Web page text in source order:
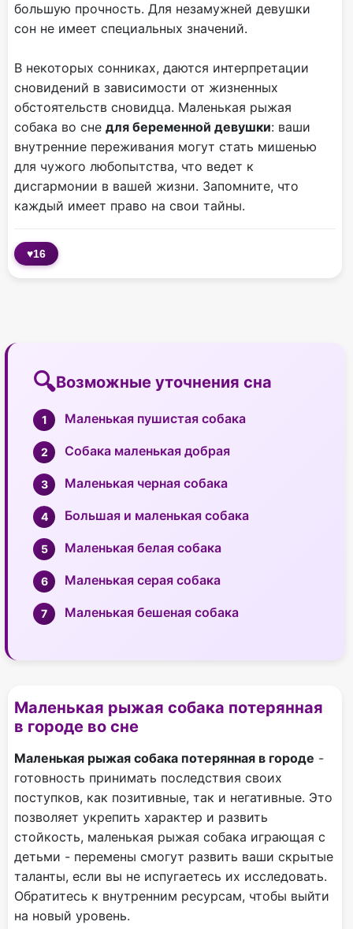
большую прочность. Для незамужней девушки
сон не имеет специальных значений.
В некоторых сонниках, даются интерпретации
сновидений в зависимости от жизненных
обстоятельств сновидца. Маленькая рыжая
собака во сне для беременной девушки: ваши
внутренние переживания могут стать мишенью
для чужого любопытства, что ведет к
дисгармонии в вашей жизни. Запомните, что
каждый имеет право на свои тайны.
♥16
Возможные уточнения сна
Маленькая пушистая собака
Собака маленькая добрая
Маленькая черная собака
Большая и маленькая собака
Маленькая белая собака
Маленькая серая собака
Маленькая бешеная собака
Маленькая рыжая собака потерянная
в городе во сне
Маленькая рыжая собака потерянная в городе -
готовность принимать последствия своих
поступков, как позитивные, так и негативные. Это
позволяет укрепить характер и развить
стойкость, маленькая рыжая собака играющая с
детьми - перемены смогут развить ваши скрытые
таланты, если вы не испугаетесь их исследовать.
Обратитесь к внутренним ресурсам, чтобы выйти
на новый уровень.